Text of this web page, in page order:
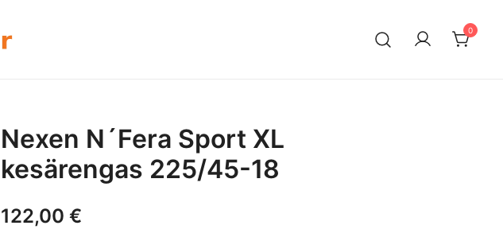
0
Nexen N´Fera Sport XL
kesärengas 225/45-18
122,00 €